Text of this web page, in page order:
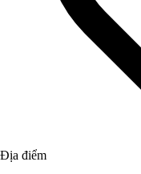
Địa điểm